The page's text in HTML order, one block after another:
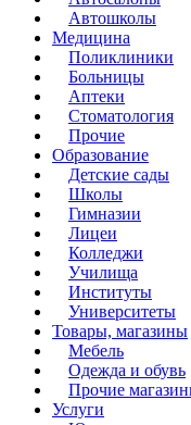
Автошколы
Медицина
Поликлиники
Больницы
Аптеки
Стоматология
Прочие
Образование
Детские сады
Школы
Гимназии
Лицеи
Колледжи
Училища
Институты
Университеты
Товары, магазины
Мебель
Одежда и обувь
Прочие
Услуги